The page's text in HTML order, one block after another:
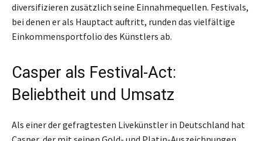
diversifizieren zusätzlich seine Einnahmequellen. Festivals,
bei denen er als Hauptact auftritt, runden das vielfältige
Einkommensportfolio des Künstlers ab.
Casper als Festival-Act:
Beliebtheit und Umsatz
Als einer der gefragtesten Livekünstler in Deutschland hat